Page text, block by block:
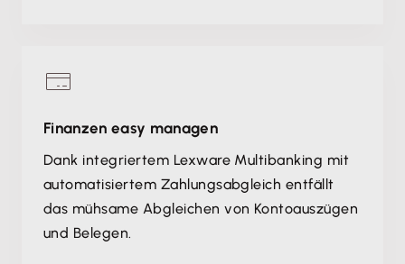
Finanzen easy managen
Dank integriertem Lexware Multibanking mit
automatisiertem Zahlungsabgleich entfällt
das mühsame Abgleichen von Kontoauszügen
und Belegen.